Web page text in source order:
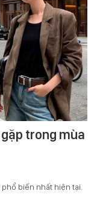
trong mùa
biến nhất hiện tại.